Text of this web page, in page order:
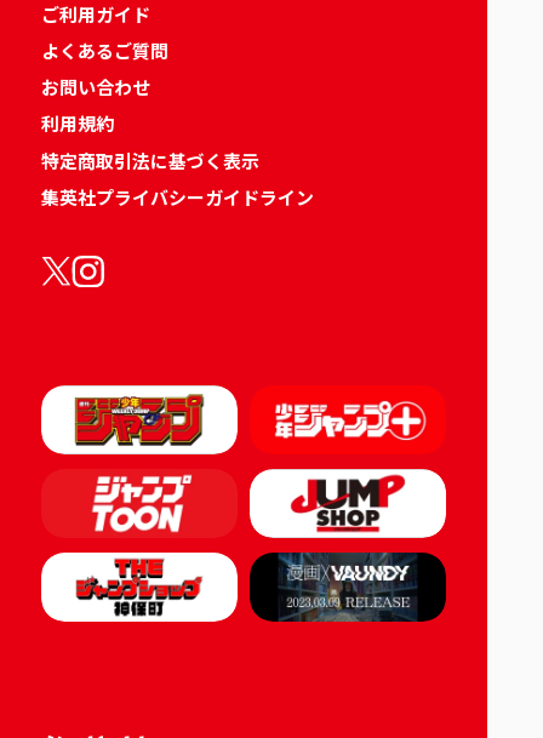
ご利用ガイド
よくあるご質問
お問い合わせ
利用規約
特定商取引法に基づく表示
集英社プライバシーガイドライン